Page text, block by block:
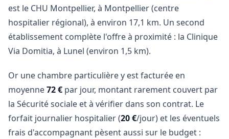
est le CHU Montpellier, à Montpellier (centre
hospitalier régional), à environ 17,1 km. Un second
établissement complète l'offre à proximité : la Clinique
Via Domitia, à Lunel (environ 1,5 km).
Or une chambre particulière y est facturée en
moyenne72 € par jour, montant rarement couvert par
la Sécurité sociale et à vérifier dans son contrat. Le
forfait journalier hospitalier (20 €/jour) et les éventuels
frais d'accompagnant pèsent aussi sur le budget :